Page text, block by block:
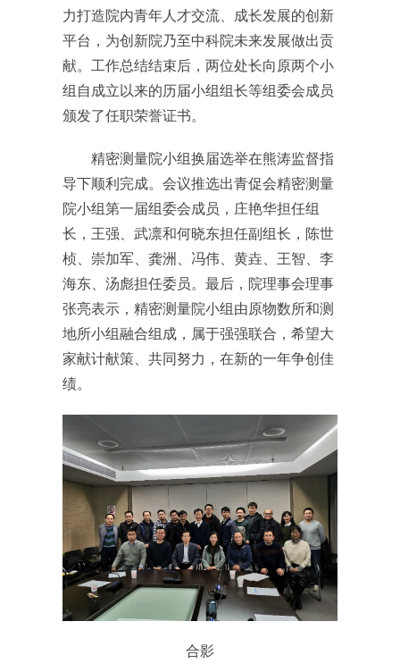
力打造院内青年人才交流、成长发展的创新
平台，为创新院乃至中科院未来发展做出贡
献。工作总结结束后，两位处长向原两个小
组自成立以来的历届小组组长等组委会成员
颁发了任职荣誉证书。
精密测量院小组换届选举在熊涛监督指
导下顺利完成。会议推选出青促会精密测量
院小组第一届组委会成员，庄艳华担任组
长，王强、武凛和何晓东担任副组长，陈世
桢、崇加军、龚洲、冯伟、黄垚、王智、李
海东、汤彪担任委员。最后，院理事会理事
张亮表示，精密测量院小组由原物数所和测
地所小组融合组成，属于强强联合，希望大
家献计献策、共同努力，在新的一年争创佳
绩。
合影